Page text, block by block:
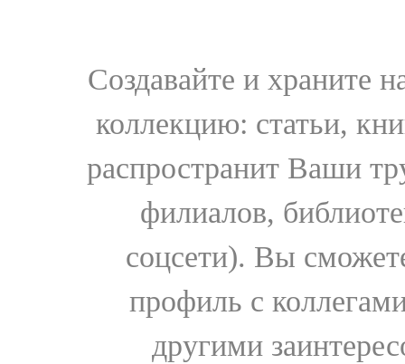
Создавайте и храните
коллекцию: статьи,
распространит Ваши
филиалов,
соцсети). Вы
профиль с
другими